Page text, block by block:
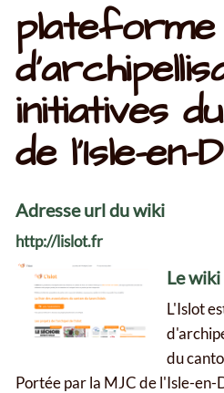
plateforme
initiatives
de l'Isle-en-
Adresse url du wiki
http://lislot.fr
Le
L'Islot
du
Portée par la MJC de l'Isle-en-